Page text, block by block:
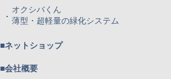
オクシバくん
薄型・超軽量の緑化システム
■ネットショップ
■会社概要